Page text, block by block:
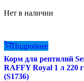
Нет в наличии
Подробнее
Корм для рептилий
RAFFY Royal 1 л 220 г
(S1736)